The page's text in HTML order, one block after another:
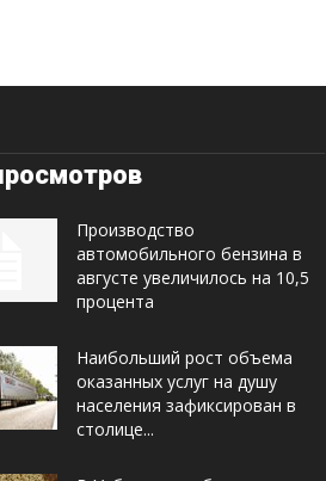
Производство
автомобильного бензина в
августе увеличилось на 10,5
процента
Наибольший рост объема
оказанных услуг на душу
населения зафиксирован в
столице...